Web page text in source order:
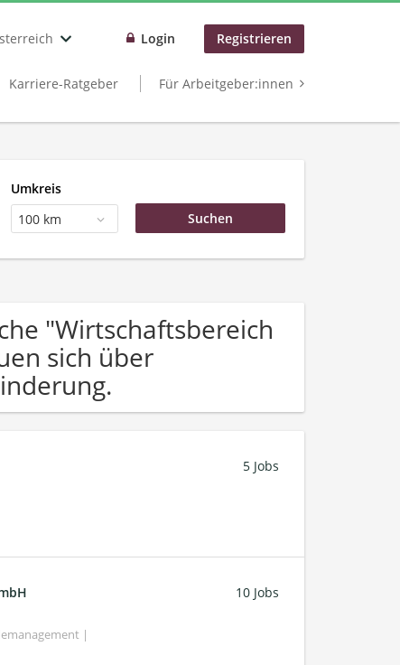
Login Registrieren
Karriere-Ratgeber Für Arbeitgeber:innen
Umkreis
100 km
"Wirtschaftsbereich
sich über
5 Jobs
|
10 Jobs